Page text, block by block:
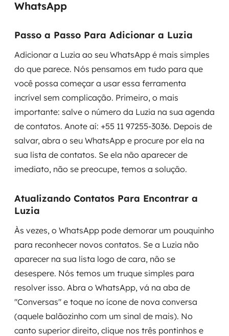
WhatsApp
Passo a Passo Para Adicionar a Luzia
Adicionar a Luzia ao seu WhatsApp é mais simples
do que parece. Nós pensamos em tudo para que
você possa começar a usar essa ferramenta
incrível sem complicação. Primeiro, o mais
importante: salve o número da Luzia na sua agenda
de contatos. Anote aí: +55 11 97255-3036. Depois de
salvar, abra o seu WhatsApp e procure por ela na
sua lista de contatos. Se ela não aparecer de
imediato, não se preocupe, temos a solução.
Atualizando Contatos Para Encontrar a
Luzia
Às vezes, o WhatsApp pode demorar um pouquinho
para reconhecer novos contatos. Se a Luzia não
aparecer na sua lista logo de cara, não se
desespere. Nós temos um truque simples para
resolver isso. Abra o WhatsApp, vá na aba de
"Conversas" e toque no ícone de nova conversa
(aquele balãozinho com um sinal de mais). No
canto superior direito, clique nos três pontinhos e